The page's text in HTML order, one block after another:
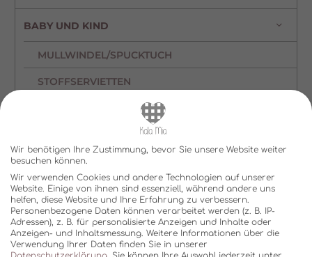
BABY UND KIND
MULLWINDEL/SPUCKTUCH
STOFFSERVIETTEN
HURRA KINDERGARTENKIND
FÜR UNTERWEGS
WINDELTASCHEN
MUTTERKINDPASSHÜLLEN
Wir benötigen Ihre Zustimmung, bevor Sie unsere Website weiter
besuchen können.
Wir verwenden Cookies und andere Technologien auf unserer
Website. Einige von ihnen sind essenziell, während andere uns
helfen, diese Website und Ihre Erfahrung zu verbessern.
Personenbezogene Daten können verarbeitet werden (z. B. IP-
Adressen), z. B. für personalisierte Anzeigen und Inhalte oder
Anzeigen- und Inhaltsmessung. Weitere Informationen über die
Verwendung Ihrer Daten finden Sie in unserer